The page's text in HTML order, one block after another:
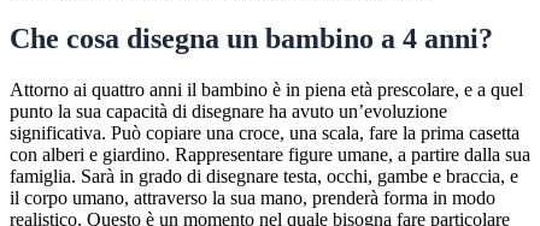
Che cosa disegna un bambino a 4 anni?
Attorno ai quattro anni il bambino è in piena età prescolare, e a quel
punto la sua capacità di disegnare ha avuto un’evoluzione
significativa. Può copiare una croce, una scala, fare la prima casetta
con alberi e giardino. Rappresentare figure umane, a partire dalla sua
famiglia. Sarà in grado di disegnare testa, occhi, gambe e braccia, e
il corpo umano, attraverso la sua mano, prenderà forma in modo
realistico. Questo è un momento nel quale bisogna fare particolare